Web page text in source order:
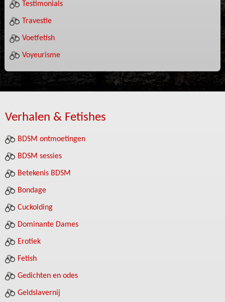
Testimonials
Travestie
Voetfetish
Voyeurisme
Verhalen & Fetishes
BDSM ontmoetingen
BDSM sessies
Betekenis BDSM
Bondage
Cuckolding
Dominante Dames
Erotiek
Fetish
Gedichten en odes
Geldslavernij